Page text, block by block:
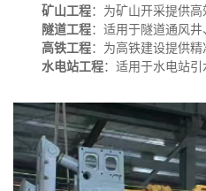
矿山工程：为矿山开采提供高
隧道工程：适用于隧道通风井
高铁工程：为高铁建设提供精
水电站工程：适用于水电站引